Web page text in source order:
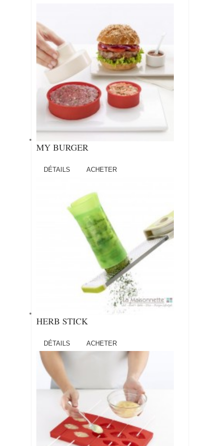
MY BURGER
DÉTAILS ACHETER
HERB STICK
DÉTAILS ACHETER